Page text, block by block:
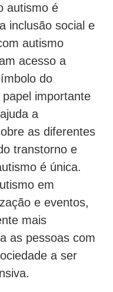
autismo é
inclusão social e
autismo
acesso a
do
importante
a
as diferentes
transtorno e
é única.
em
e eventos,
mais
as pessoas com
a ser